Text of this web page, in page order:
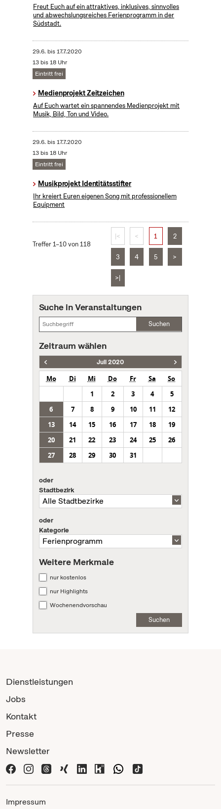
Freut Euch auf ein attraktives, inklusives, sinnvolles
und abwechslungsreiches Ferienprogramm in der
Südstadt.
29.6. bis17.7.2020
13 bis 18 Uhr
Eintritt frei
Medienprojekt Zeitzeichen
Auf Euch wartet ein spannendes Medienprojekt mit
Musik, Bild, Ton und Video.
29.6. bis17.7.2020
13 bis 18 Uhr
Eintritt frei
Musikprojekt Identitätsstifter
Ihr kreiert Euren eigenen Song mit professionellem
Equipment
Treffer 1–10 von 118
|< < 1 2
3 4 5 >
>|
Suche in Veranstaltungen
Suchen
Zeitraum wählen
Juli 2020
Mo Di Mi Do Fr Sa
So
1
2 3 4
5
6
7 8 9 10 11
12
13
14 15 16 17 18
19
20
21 22 23 24 25
26
27
28 29 30 31
oder
Stadtbezirk
oder
Kategorie
Weitere Merkmale
nur kostenlos
nur Highlights
Wochenendvorschau
Suchen
Dienstleistungen
Jobs
Kontakt
Presse
Newsletter
Impressum